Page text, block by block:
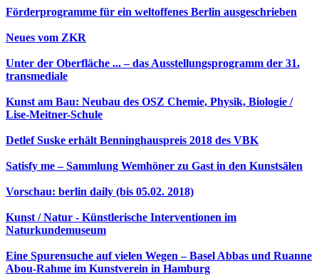
Förderprogramme für ein weltoffenes Berlin ausgeschrieben
Neues vom ZKR
Unter der Oberfläche ... – das Ausstellungsprogramm der 31.
transmediale
Kunst am Bau: Neubau des OSZ Chemie, Physik, Biologie /
Lise-Meitner-Schule
Detlef Suske erhält Benninghauspreis 2018 des VBK
Satisfy me – Sammlung Wemhöner zu Gast in den Kunstsälen
Vorschau: berlin daily (bis 05.02. 2018)
Kunst / Natur - Künstlerische Interventionen im
Naturkundemuseum
Eine Spurensuche auf vielen Wegen – Basel Abbas und Ruanne
Abou-Rahme im Kunstverein in Hamburg